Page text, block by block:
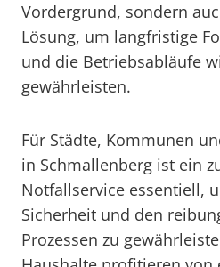
Vordergrund, sondern
Lösung, um langfristige
und die Betriebsabläufe
gewährleisten.
Für Städte, Kommunen
in Schmallenberg ist ein
Notfallservice essentiell,
Sicherheit und den
Prozessen zu